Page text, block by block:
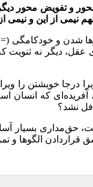
تفویض محور دیگر)
نیمی از این و نیمی
شدن و خودکامگی
دیگر نه
درجا خویشتن را
آفریده‌ای که
نشد؟
حق‌مداری
الگوها و